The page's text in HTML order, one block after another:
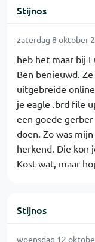
Stijnos
zaterdag 8 oktober
heb het maar bij
Ben benieuwd.
uitgebreide
je eagle .brd file
een goede
doen. Zo was
herkend. Die kon
Kost wat, maar
Stijnos
woensdag 12